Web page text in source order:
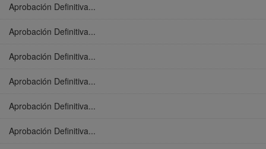
Aprobación Definitiva...
Aprobación Definitiva...
Aprobación Definitiva...
Aprobación Definitiva...
Aprobación Definitiva...
Aprobación Definitiva...